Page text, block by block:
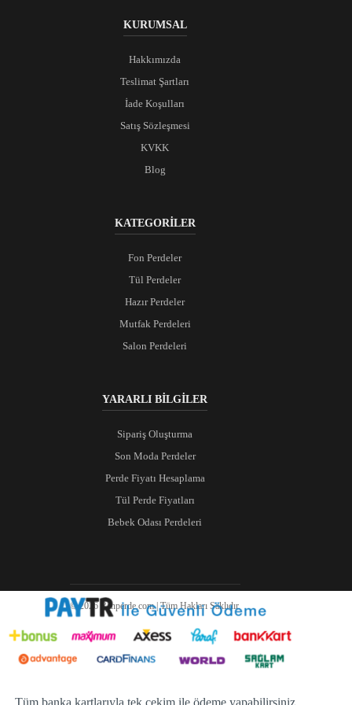
KURUMSAL
Hakkımızda
Teslimat Şartları
İade Koşulları
Satış Sözleşmesi
KVKK
Blog
KATEGORİLER
Fon Perdeler
Tül Perdeler
Hazır Perdeler
Mutfak Perdeleri
Salon Perdeleri
YARARLI BİLGİLER
Sipariş Oluşturma
Son Moda Perdeler
Perde Fiyatı Hesaplama
Tül Perde Fiyatları
Bebek Odası Perdeleri
© 2026 Ranperde.com | Tüm Hakları Saklıdır.
Tüm banka kartlarıyla tek çekim ile ödeme yapabilirsiniz